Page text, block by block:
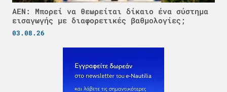
ΑΕΝ: Μπορεί να θεωρείται δίκαιο ένα σύστημα
εισαγωγής με διαφορετικές βαθμολογίες;
03.08.26